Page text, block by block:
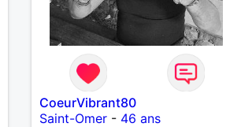
CoeurVibrant80
Saint-Omer- 46 ans